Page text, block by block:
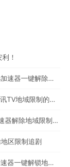
！
海外如何上爱奇艺看《无忧渡》：使用Malus加速器一键解除地域限制
<腾讯视频海外地区版权限制怎么办？破解腾讯TV地域限制的办法>
海外如何解锁B站（哔哩哔哩）？用Malus加速器解除地域限制，一键流畅追番
区限制追剧
在国外怎么看电视剧《赴山海》，用Malus加速器一键解锁地区限制